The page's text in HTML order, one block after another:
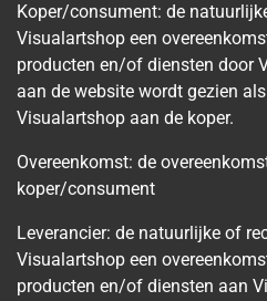
Koper/consument: de
Visualartshop een
producten en/of diensten door
aan de website wordt gezien
Visualartshop aan de koper.
Overeenkomst: de
koper/consument
Leverancier: de natuurlijke of
Visualartshop een
producten en/of diensten aan